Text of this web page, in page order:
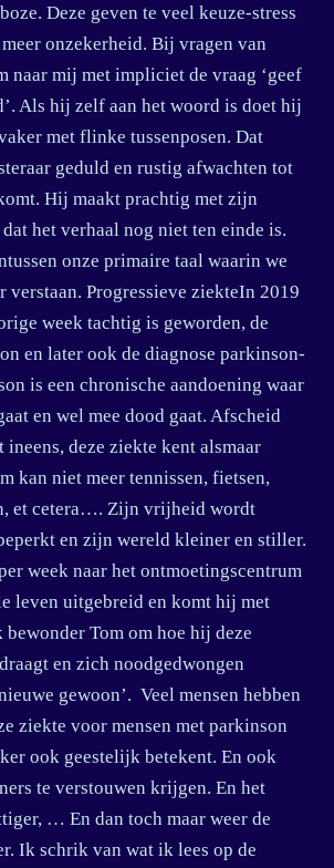
Deze geven te veel keuze-stress
onzekerheid. Bij vragen van
naar mij met impliciet de vraag ‘geef
Als hij zelf aan het woord is doet hij
met flinke tussenposen. Dat
geduld en rustig afwachten tot
Hij maakt prachtig met zijn
het verhaal nog niet ten einde is.
onze primaire taal waarin we
verstaan. Progressieve ziekteIn 2019
week tachtig is geworden, de
en later ook de diagnose parkinson-
is een chronische aandoening waar
en wel mee dood gaat. Afscheid
ineens, deze ziekte kent alsmaar
kan niet meer tennissen, fietsen,
et cetera…. Zijn vrijheid wordt
en zijn wereld kleiner en stiller.
week naar het ontmoetingscentrum
leven uitgebreid en komt hij met
Tom om hoe hij deze
en zich noodgedwongen
gewoon’. Veel mensen hebben
ziekte voor mensen met parkinson
ook geestelijk betekent. En ook
te verstouwen krijgen. En het
… En dan toch maar weer de
Ik schrik van wat ik lees op de